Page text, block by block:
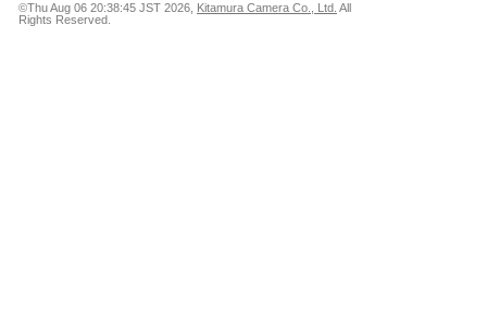
©Thu Aug 06 20:38:45 JST 2026, Kitamura Camera Co., Ltd. All
Rights Reserved.